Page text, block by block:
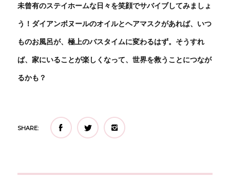
未曾有のステイホームな日々を笑顔でサバイブしてみましょ
う！ダイアンボヌールのオイルとヘアマスクがあれば、いつ
ものお風呂が、極上のバスタイムに変わるはず。そうすれ
ば、家にいることが楽しくなって、世界を救うことにつなが
るかも？
SHARE: